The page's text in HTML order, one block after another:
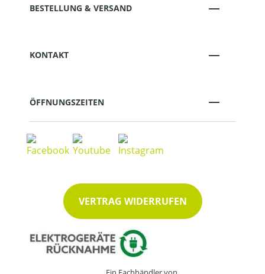
BESTELLUNG & VERSAND
KONTAKT
ÖFFNUNGSZEITEN
VERTRAG WIDERRUFEN